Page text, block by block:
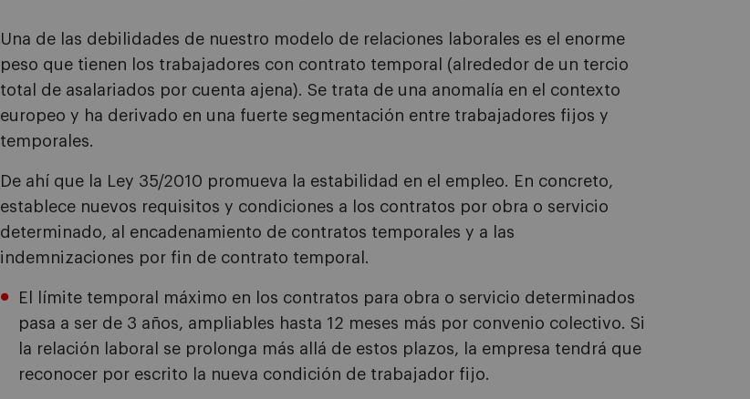
Una de las debilidades de nuestro modelo de relaciones laborales es el enorme
peso que tienen los trabajadores con contrato temporal (alrededor de un tercio
total de asalariados por cuenta ajena). Se trata de una anomalía en el contexto
europeo y ha derivado en una fuerte segmentación entre trabajadores fijos y
temporales.
De ahí que la Ley 35/2010 promueva la estabilidad en el empleo. En concreto,
establece nuevos requisitos y condiciones a los contratos por obra o servicio
determinado, al encadenamiento de contratos temporales y a las
indemnizaciones por fin de contrato temporal.
El límite temporal máximo en los contratos para obra o servicio determinados
pasa a ser de 3 años, ampliables hasta 12 meses más por convenio colectivo. Si
la relación laboral se prolonga más allá de estos plazos, la empresa tendrá que
reconocer por escrito la nueva condición de trabajador fijo.